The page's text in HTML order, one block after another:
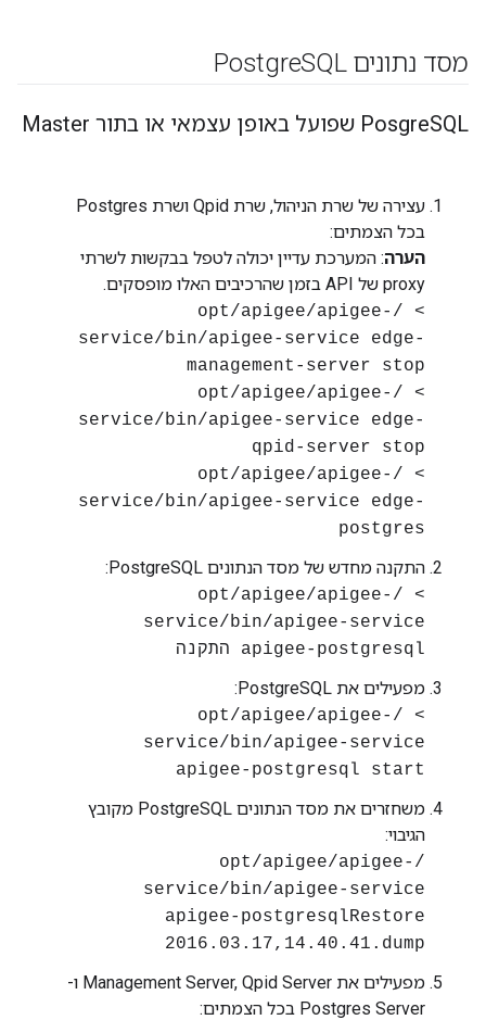
מסד נתונים PostgreSQL
PosgreSQL שפועל באופן עצמאי או בתור Master
עצירה של שרת הניהול, שרת Qpid ושרת Postgres
בכל הצמתים:
הערה: המערכת עדיין יכולה לטפל בבקשות לשרתי
proxy של API בזמן שהרכיבים האלו מופסקים.
> /opt/apigee/apigee-
service/bin/apigee-service edge-
management-server stop
> /opt/apigee/apigee-
service/bin/apigee-service edge-
qpid-server stop
> /opt/apigee/apigee-
service/bin/apigee-service edge-
postgres
התקנה מחדש של מסד הנתונים PostgreSQL:
> /opt/apigee/apigee-
service/bin/apigee-service
apigee-postgresql התקנה
מפעילים את PostgreSQL:
> /opt/apigee/apigee-
service/bin/apigee-service
apigee-postgresql start
משחזרים את מסד הנתונים PostgreSQL מקובץ
הגיבוי:
/opt/apigee/apigee-
service/bin/apigee-service
apigee-postgresqlRestore
2016.03.17,14.40.41.dump
מפעילים את Management Server, Qpid Server ו-
Postgres Server בכל הצמתים: